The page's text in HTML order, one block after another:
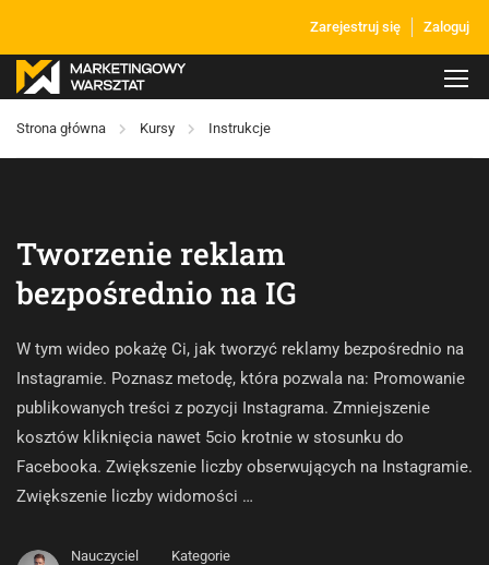
Zarejestruj się Zaloguj
Strona główna Kursy Instrukcje
Tworzenie reklam
bezpośrednio na IG
W tym wideo pokażę Ci, jak tworzyć reklamy bezpośrednio na
Instagramie. Poznasz metodę, która pozwala na: Promowanie
publikowanych treści z pozycji Instagrama. Zmniejszenie
kosztów kliknięcia nawet 5cio krotnie w stosunku do
Facebooka. Zwiększenie liczby obserwujących na Instagramie.
Zwiększenie liczby widomości …
Nauczyciel Kategorie